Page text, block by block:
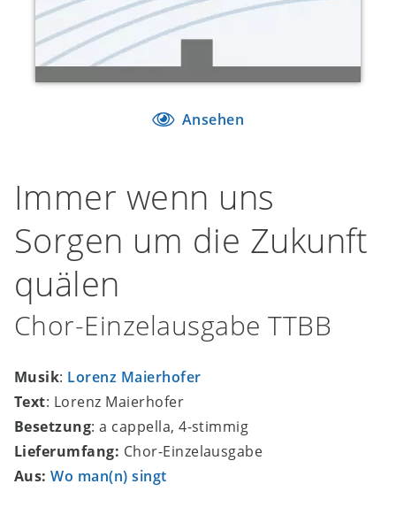
Ansehen
Immer wenn uns
Sorgen um die Zukunft
quälen
Chor-Einzelausgabe TTBB
Musik: Lorenz Maierhofer
Text: Lorenz Maierhofer
Besetzung: a cappella, 4-stimmig
Lieferumfang: Chor-Einzelausgabe
Aus:Wo man(n) singt